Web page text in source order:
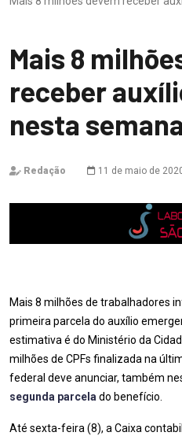
Mais 8
receber
nesta
Redação 11 de maio de
Mais 8 milhões de trabalhadores
primeira parcela do auxílio
estimativa é do Ministério da
milhões de CPFs finalizada na
federal deve anunciar, também
segunda parcela do benefício.
Até sexta-feira (8), a Caixa